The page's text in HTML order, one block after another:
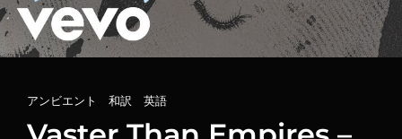
カ
テ
アンビエント 和訳 英語